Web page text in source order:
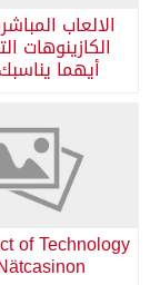
الالعاب
الكازينوهات
أيهما
of Technology